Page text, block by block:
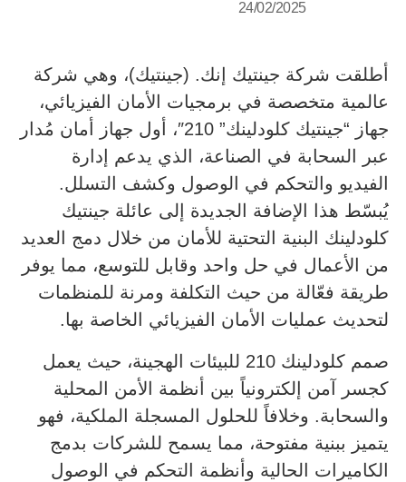
24/02/2025
أطلقت شركة جينتيك إنك. (جينتيك)، وهي شركة
عالمية متخصصة في برمجيات الأمان الفيزيائي،
جهاز “جينتيك كلودلينك” 210″، أول جهاز أمان مُدار
عبر السحابة في الصناعة، الذي يدعم إدارة
الفيديو والتحكم في الوصول وكشف التسلل.
يُبسّط هذا الإضافة الجديدة إلى عائلة جينتيك
كلودلينك البنية التحتية للأمان من خلال دمج العديد
من الأعمال في حل واحد وقابل للتوسع، مما يوفر
طريقة فعّالة من حيث التكلفة ومرنة للمنظمات
لتحديث عمليات الأمان الفيزيائي الخاصة بها.
صمم كلودلينك 210 للبيئات الهجينة، حيث يعمل
كجسر آمن إلكترونياً بين أنظمة الأمن المحلية
والسحابة. وخلافاً للحلول المسجلة الملكية، فهو
يتميز ببنية مفتوحة، مما يسمح للشركات بدمج
الكاميرات الحالية وأنظمة التحكم في الوصول